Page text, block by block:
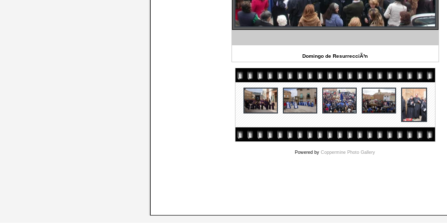
Domingo de ResurrecciÃ³n
Powered by Coppermine Photo Gallery